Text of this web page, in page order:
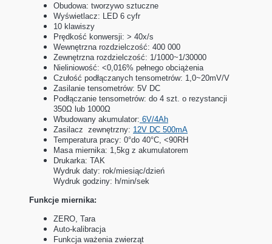
Obudowa: tworzywo sztuczne
Wyświetlacz: LED 6 cyfr
10 klawiszy
Prędkość konwersji: > 40x/s
Wewnętrzna rozdzielczość: 400 000
Zewnętrzna rozdzielczość: 1/1000~1/30000
Nieliniowość: <0,016% pełnego obciążenia
Czułość podłączanych tensometrów: 1,0~20mV/V
Zasilanie tensometrów: 5V DC
Podłączanie tensometrów: do 4 szt. o rezystancji
350Ω lub 1000Ω
Wbudowany akumulator: 6V/4Ah
Zasilacz zewnętrzny: 12V DC 500mA
Temperatura pracy: 0°do 40°C, <90RH
Masa miernika: 1,5kg z akumulatorem
Drukarka: TAK
Wydruk daty: rok/miesiąc/dzień
Wydruk godziny: h/min/sek
Funkcje miernika:
ZERO, Tara
Auto-kalibracja
Funkcja ważenia zwierząt